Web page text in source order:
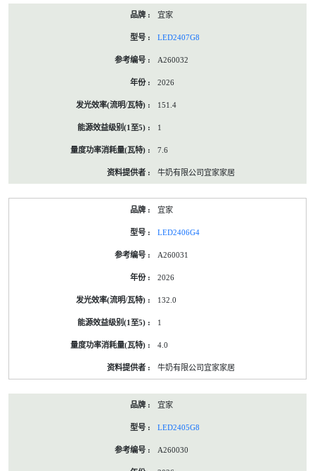
宜家
LED2407G8
A260032
2026
151.4
1
7.6
牛奶有限公司宜家家居
宜家
LED2406G4
A260031
2026
132.0
1
4.0
牛奶有限公司宜家家居
宜家
LED2405G8
A260030